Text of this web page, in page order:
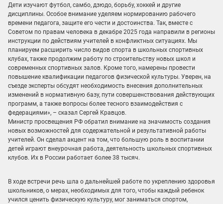
Дети изучают футбол, самбо, дзюдо, борьбу, хоккей и другие
дисциплины. Особое внимание уделяем нормированию рабочего
времени педагога, защите его чести и достоинства. Так, вместе с
Советом по правам человека в декабре 2025 года направили в регионы
инструкции по действиям учителей в конфликтных ситуациях. Мы
планируем расширить число видов спорта в школьных спортивных
клубах, также продолжим работу по строительству новых школ и
современных спортивных залов. Кроме того, намерены провести
повышение квалификации педагогов физической культуры. Уверен, на
съезде эксперты обсудят необходимость внесения дополнительных
изменений в нормативную базу, пути совершенствования действующих
программ, а также вопросы более тесного взаимодействия с
федерациями», – сказал Сергей Кравцов.
Министр просвещения РФ обратил внимание на значимость создания
новых возможностей для содержательной и результативной работы
учителей. Он сделал акцент на том, что большую роль в воспитании
детей играют внеурочная работа, деятельность школьных спортивных
клубов. Их в России работает более 38 тысяч.
В ходе встречи речь шла о дальнейшей работе по укреплению здоровья
школьников, о мерах, необходимых для того, чтобы каждый ребенок
учился ценить физическую культуру, мог заниматься спортом,